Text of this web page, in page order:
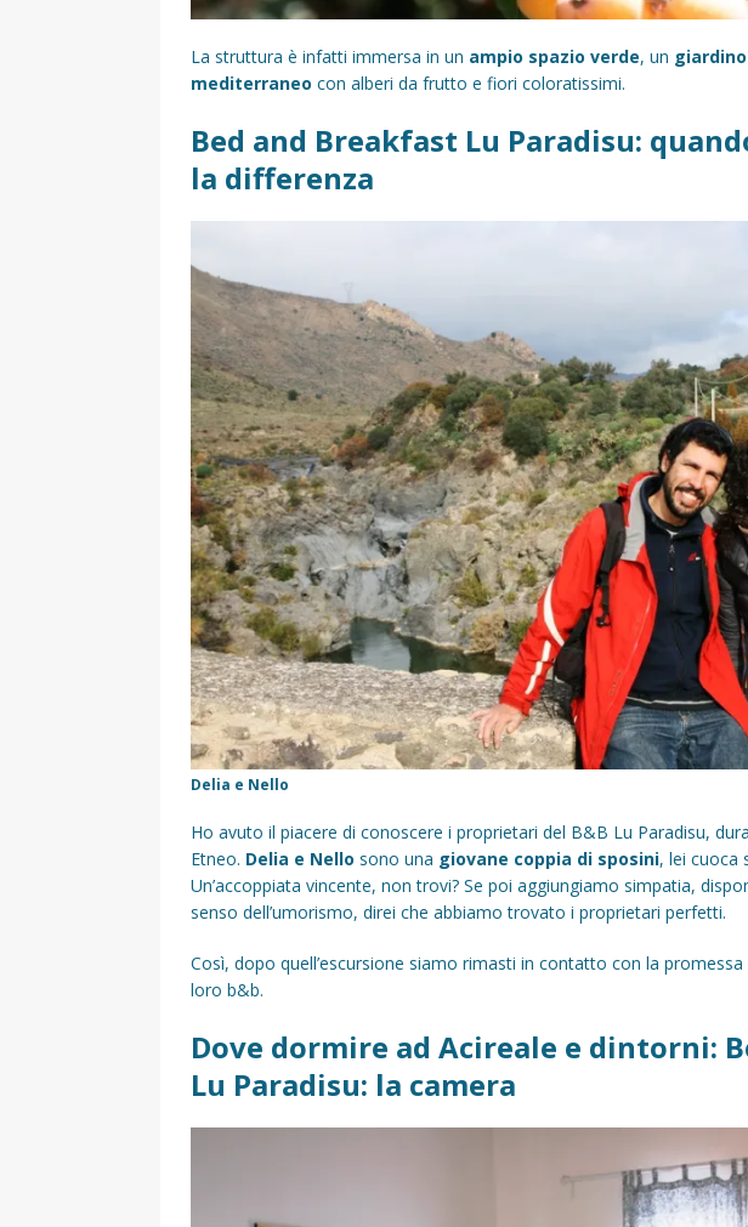
La struttura è infatti immersa in un ampio spazio verde, un
mediterraneo con alberi da frutto e fiori coloratissimi.
Bed and Breakfast Lu Paradisu:
la differenza
Delia e Nello
Ho avuto il piacere di conoscere i proprietari del B&B Lu Paradisu,
Etneo. Delia e Nello sono una giovane coppia di sposini, lei cuoca
Un’accoppiata vincente, non trovi? Se poi aggiungiamo simpatia,
senso dell’umorismo, direi che abbiamo trovato i proprietari perfetti.
Così, dopo quell’escursione siamo rimasti in contatto con la
loro b&b.
Dove dormire ad Acireale e dintorni:
Lu Paradisu: la camera